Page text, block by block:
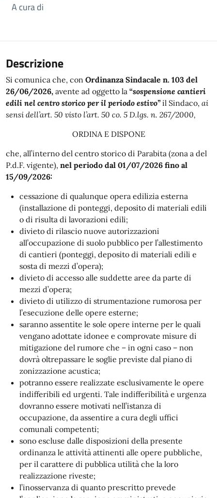
A cura di
Descrizione
Si comunica che, con Ordinanza Sindacale n. 103 del
26/06/2026, avente ad oggetto la “sospensione cantieri
edili nel centro storico per il periodo estivo”il Sindaco, ai
sensi dell’art. 50 visto l’art. 50 co. 5 D.lgs. n. 267/2000,
ORDINA E DISPONE
che, all’interno del centro storico di Parabita (zona a del
P.d.F. vigente), nel periodo dal 01/07/2026 fino al
15/09/2026:
cessazione di qualunque opera edilizia esterna
(installazione di ponteggi, deposito di materiali edili
o di risulta di lavorazioni edili;
divieto di rilascio nuove autorizzazioni
all’occupazione di suolo pubblico per l’allestimento
di cantieri (ponteggi, deposito di materiali edili e
sosta di mezzi d’opera);
divieto di accesso alle suddette aree da parte di
mezzi d’opera;
divieto di utilizzo di strumentazione rumorosa per
l’esecuzione delle opere esterne;
saranno assentite le sole opere interne per le quali
vengano adottate idonee e comprovate misure di
mitigazione del rumore che – in ogni caso – non
dovrà oltrepassare le soglie previste dal piano di
zonizzazione acustica;
potranno essere realizzate esclusivamente le opere
indifferibili ed urgenti. Tale indifferibilità e urgenza
dovranno essere motivati nell’istanza di
occupazione, da assentire a cura degli uffici
comunali competenti;
sono escluse dalle disposizioni della presente
ordinanza le attività attinenti alle opere pubbliche,
per il carattere di pubblica utilità che la loro
realizzazione riveste;
l’inosservanza di quanto prescritto prevede